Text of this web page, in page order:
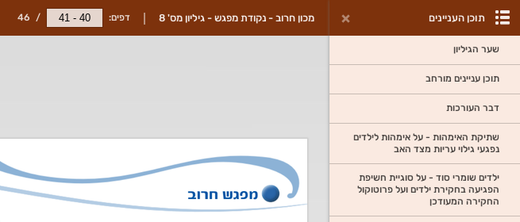
מכון חרוב - נקודת מפגש - גיליון מס' 8 דפים: /
46 תוכן העניינים
שער הגיליון
תוכן עניינים מורחב
דבר העורכות
שתיקת האימהות - על אימהות לילדים
נפגעי גילוי עריות מצד האב
ילדים שומרי סוד - על סוגיית חשיפת
הפגיעה בחקירת ילדים ועל פרוטוקול
החקירה המעודכן